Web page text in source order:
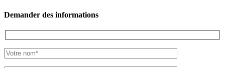
Demander des informations